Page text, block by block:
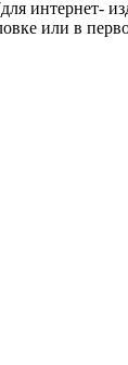
интернет-
или в